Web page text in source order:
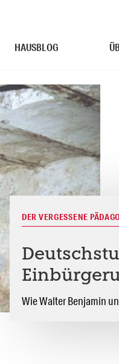
HAUSBLOG
DER VERGESSENE
Wie Walter Benjamin